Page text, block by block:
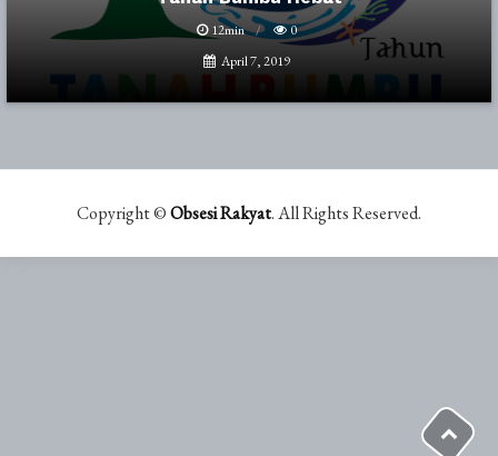
12min
0
April 7, 2019
Copyright ©Obsesi Rakyat. All Rights Reserved.